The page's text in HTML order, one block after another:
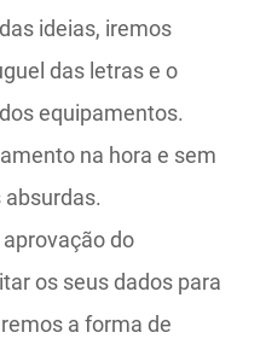
ideias, iremos
das letras e o
equipamentos.
na hora e sem
do
os seus dados para
a forma de